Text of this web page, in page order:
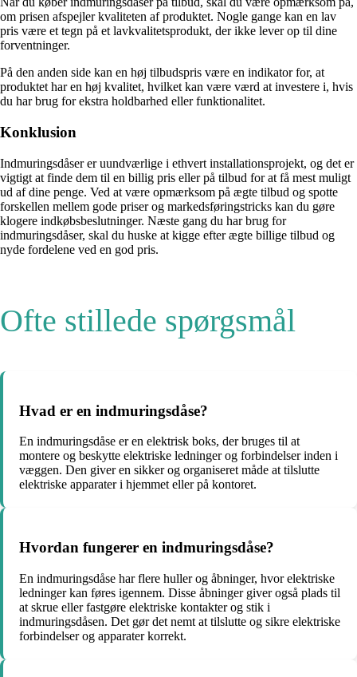
om prisen afspejler kvaliteten af produktet. Nogle gange kan en lav
pris være et tegn på et lavkvalitetsprodukt, der ikke lever op til dine
forventninger.
På den anden side kan en høj tilbudspris være en indikator for, at
produktet har en høj kvalitet, hvilket kan være værd at investere i, hvis
du har brug for ekstra holdbarhed eller funktionalitet.
Konklusion
Indmuringsdåser er uundværlige i ethvert installationsprojekt, og det er
vigtigt at finde dem til en billig pris eller på tilbud for at få mest muligt
ud af dine penge. Ved at være opmærksom på ægte tilbud og spotte
forskellen mellem gode priser og markedsføringstricks kan du gøre
klogere indkøbsbeslutninger. Næste gang du har brug for
indmuringsdåser, skal du huske at kigge efter ægte billige tilbud og
nyde fordelene ved en god pris.
Ofte stillede spørgsmål
Hvad er en indmuringsdåse?
En indmuringsdåse er en elektrisk boks, der bruges til at
montere og beskytte elektriske ledninger og forbindelser inden i
væggen. Den giver en sikker og organiseret måde at tilslutte
elektriske apparater i hjemmet eller på kontoret.
Hvordan fungerer en indmuringsdåse?
En indmuringsdåse har flere huller og åbninger, hvor elektriske
ledninger kan føres igennem. Disse åbninger giver også plads til
at skrue eller fastgøre elektriske kontakter og stik i
indmuringsdåsen. Det gør det nemt at tilslutte og sikre elektriske
forbindelser og apparater korrekt.